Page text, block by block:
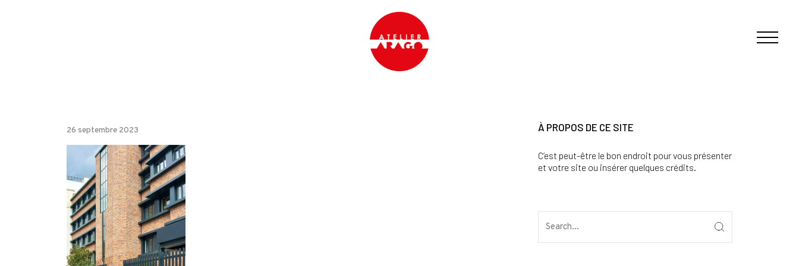
26 septembre 2023 À PROPOS DE CE SITE
C’est peut-être le bon endroit pour vous présenter
et votre site ou insérer quelques crédits.